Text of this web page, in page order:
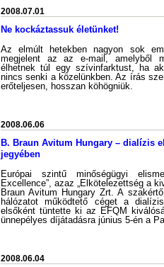
2008.07.01
Ne kockáztassuk életünket!
Az elmúlt hetekben nagyon sok
megjelent az az e-mail, amelyből
élhetnek túl egy szívinfarktust, ha
nincs senki a közelünkben. Az írás
erőteljesen, hosszan köhögniük.
2008.06.06
B. Braun Avitum Hungary – dialízis
jegyében
Európai szintű minőségügyi
Excellence”, azaz „Elkötelezettség a
Braun Avitum Hungary Zrt. A
hálózatot működtető céget a
elsőként tüntette ki az EFQM
ünnepélyes díjátadásra június 5-én a
2008.06.04